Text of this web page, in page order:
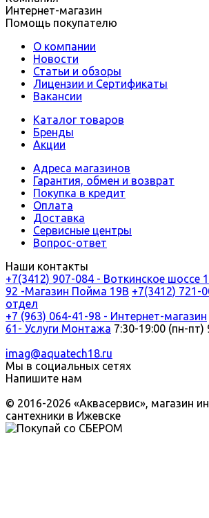
Интернет-магазин
Помощь покупателю
О компании
Новости
Статьи и обзоры
Лицензии и Сертификаты
Вакансии
Каталог товаров
Бренды
Акции
Адреса магазинов
Гарантия, обмен и возврат
Покупка в кредит
Оплата
Доставка
Сервисные центры
Вопрос-ответ
Наши контакты
+7(3412) 907-084 - Воткинское шоссе
92 -Магазин Пойма 19В +7(3412) 721-
отдел
+7 (963) 064-41-98 - Интернет-магазин
61- Услуги Монтажа 7:30-19:00 (пн-пт)
imag@aquatech18.ru
Мы в социальных сетях
Напишите нам
© 2016-2026 «Аквасервис», магазин
сантехники в Ижевске